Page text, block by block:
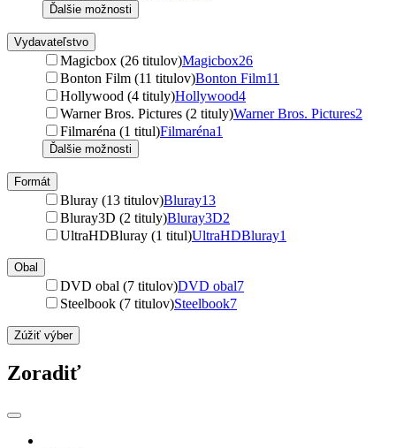
Ďalšie možnosti
Vydavateľstvo
Magicbox (26 titulov)Magicbox26
Bonton Film (11 titulov)Bonton Film11
Hollywood (4 tituly)Hollywood4
Warner Bros. Pictures (2 tituly)Warner Bros. Pictures2
Filmaréna (1 titul)Filmaréna1
Ďalšie možnosti
Formát
Bluray (13 titulov)Bluray13
Bluray3D (2 tituly)Bluray3D2
UltraHDBluray (1 titul)UltraHDBluray1
Obal
DVD obal (7 titulov)DVD obal7
Steelbook (7 titulov)Steelbook7
Zúžiť výber
Zoradiť